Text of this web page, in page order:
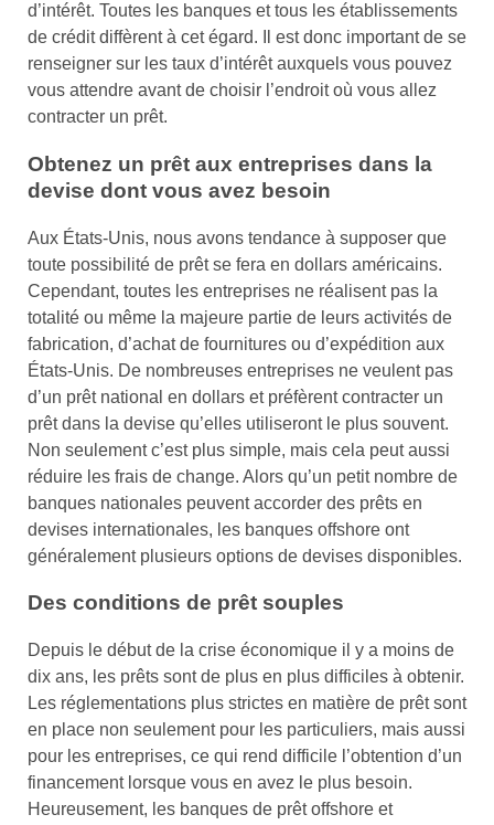
d’intérêt. Toutes les banques et tous les établissements
de crédit diffèrent à cet égard. Il est donc important de se
renseigner sur les taux d’intérêt auxquels vous pouvez
vous attendre avant de choisir l’endroit où vous allez
contracter un prêt.
Obtenez un prêt aux entreprises dans la
devise dont vous avez besoin
Aux États-Unis, nous avons tendance à supposer que
toute possibilité de prêt se fera en dollars américains.
Cependant, toutes les entreprises ne réalisent pas la
totalité ou même la majeure partie de leurs activités de
fabrication, d’achat de fournitures ou d’expédition aux
États-Unis. De nombreuses entreprises ne veulent pas
d’un prêt national en dollars et préfèrent contracter un
prêt dans la devise qu’elles utiliseront le plus souvent.
Non seulement c’est plus simple, mais cela peut aussi
réduire les frais de change. Alors qu’un petit nombre de
banques nationales peuvent accorder des prêts en
devises internationales, les banques offshore ont
généralement plusieurs options de devises disponibles.
Des conditions de prêt souples
Depuis le début de la crise économique il y a moins de
dix ans, les prêts sont de plus en plus difficiles à obtenir.
Les réglementations plus strictes en matière de prêt sont
en place non seulement pour les particuliers, mais aussi
pour les entreprises, ce qui rend difficile l’obtention d’un
financement lorsque vous en avez le plus besoin.
Heureusement, les banques de prêt offshore et